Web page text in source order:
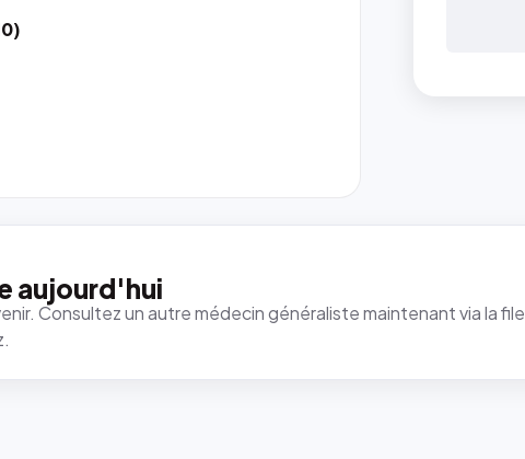
aujourd'hui
Consultez un autre médecin généraliste maintenant via la file